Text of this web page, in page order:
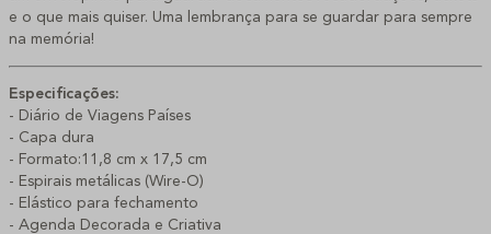
e o que mais quiser. Uma lembrança para se guardar para sempre
na memória!
Especificações:
- Diário de Viagens Países
- Capa dura
- Formato:11,8 cm x 17,5 cm
- Espirais metálicas (Wire-O)
- Elástico para fechamento
- Agenda Decorada e Criativa